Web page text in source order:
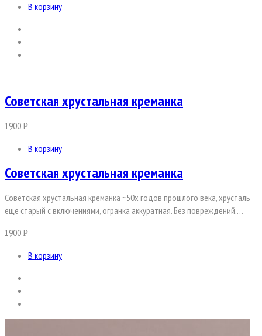
В корзину
Советская хрустальная креманка
1900Р
В корзину
Советская хрустальная креманка
Советская хрустальная креманка ~50х годов прошлого века, хрусталь
еще старый с включениями, огранка аккуратная. Без повреждений.…
1900Р
В корзину